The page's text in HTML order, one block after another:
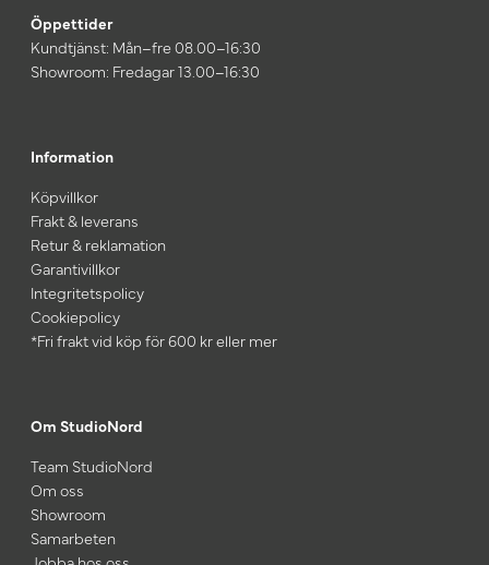
Öppettider
Kundtjänst: Mån–fre 08.00–16:30
Showroom: Fredagar 13.00–16:30
Information
Köpvillkor
Frakt & leverans
Retur & reklamation
Garantivillkor
Integritetspolicy
Cookiepolicy
*Fri frakt vid köp för 600 kr eller mer
Om StudioNord
Team StudioNord
Om oss
Showroom
Samarbeten